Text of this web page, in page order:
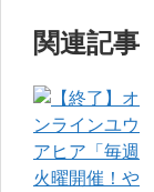
関連記事